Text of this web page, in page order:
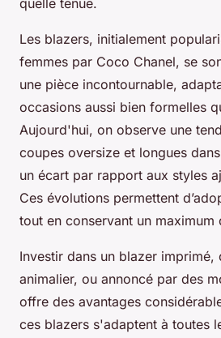
quelle tenue.
Les blazers, initialement
femmes par Coco Chanel, se
une pièce incontournable,
occasions aussi bien formelles
Aujourd'hui, on observe une
coupes oversize et longues
un écart par rapport aux styles
Ces évolutions permettent
tout en conservant un maximum
Investir dans un blazer
animalier, ou annoncé par des
offre des avantages
ces blazers s'adaptent à toutes